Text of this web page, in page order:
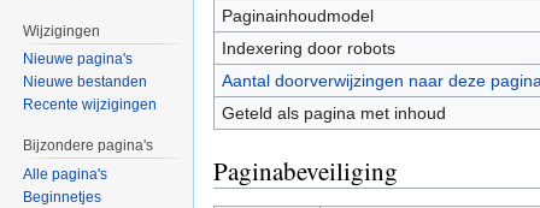
Paginainhoudmodel
Indexering door robots
Aantal doorverwijzingen naar deze
Geteld als pagina met inhoud
Paginabeveiliging
Wijzigingen
Nieuwe pagina's
Nieuwe bestanden
Recente wijzigingen
Bijzondere pagina's
Alle pagina's
Beginnetjes